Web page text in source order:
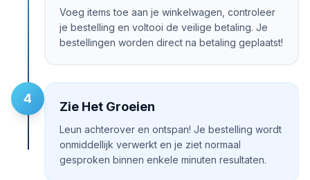
Voeg items toe aan je winkelwagen, controleer
je bestelling en voltooi de veilige betaling. Je
bestellingen worden direct na betaling geplaatst!
4
Zie Het Groeien
Leun achterover en ontspan! Je bestelling wordt
onmiddellijk verwerkt en je ziet normaal
gesproken binnen enkele minuten resultaten.